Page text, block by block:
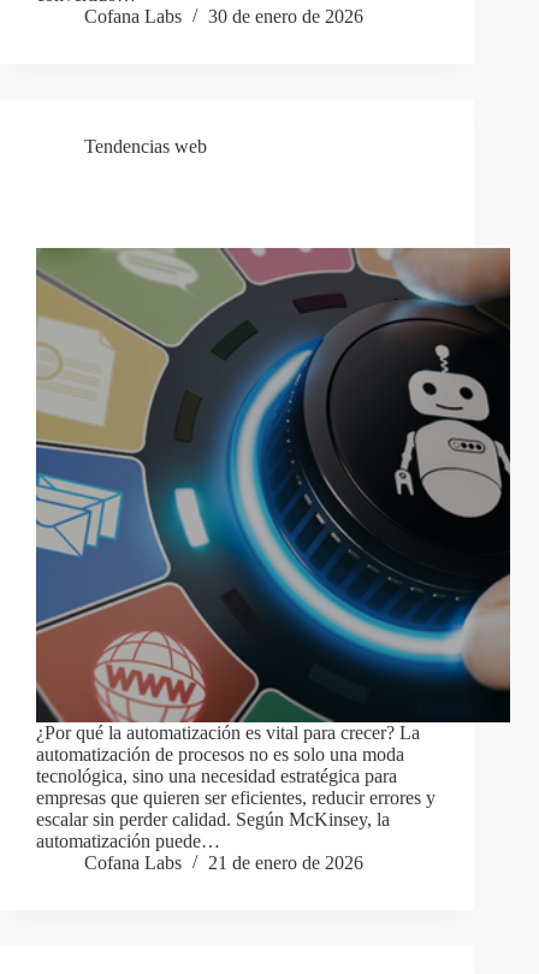
Cofana Labs
30 de enero de 2026
Tendencias web
¿Por qué la automatización es vital para crecer? La
automatización de procesos no es solo una moda
tecnológica, sino una necesidad estratégica para
empresas que quieren ser eficientes, reducir errores y
escalar sin perder calidad. Según McKinsey, la
automatización puede…
Cofana Labs
21 de enero de 2026